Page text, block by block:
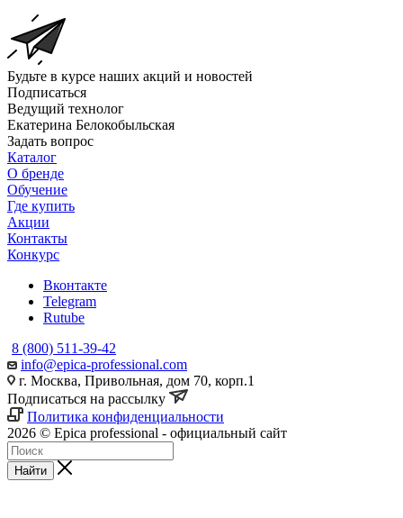
Будьте в курсе наших акций и новостей
Подписаться
Ведущий технолог
Екатерина Белокобыльская
Задать вопрос
Каталог
О бренде
Обучение
Где купить
Акции
Контакты
Конкурс
Вконтакте
Telegram
Rutube
8 (800) 511-39-42
info@epica-professional.com
г. Москва, Привольная, дом 70, корп.1
Подписаться на рассылку
Политика конфиденциальности
2026 © Epica professional - официальный сайт
Найти